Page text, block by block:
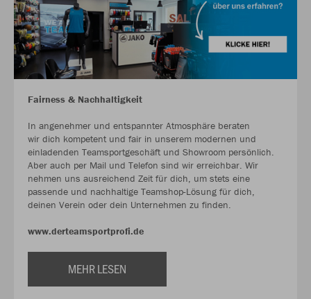
Fairness & Nachhaltigkeit
In angenehmer und entspannter Atmosphäre beraten
wir dich kompetent und fair in unserem modernen und
einladenden Teamsportgeschäft und Showroom persönlich.
Aber auch per Mail und Telefon sind wir erreichbar. Wir
nehmen uns ausreichend Zeit für dich, um stets eine
passende und nachhaltige Teamshop-Lösung für dich,
deinen Verein oder dein Unternehmen zu finden.
www.derteamsportprofi.de
MEHR LESEN